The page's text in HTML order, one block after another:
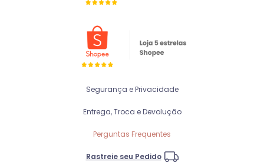
Segurança e Privacidade
Entrega, Troca e Devolução
Perguntas Frequentes
Rastreie seu Pedido